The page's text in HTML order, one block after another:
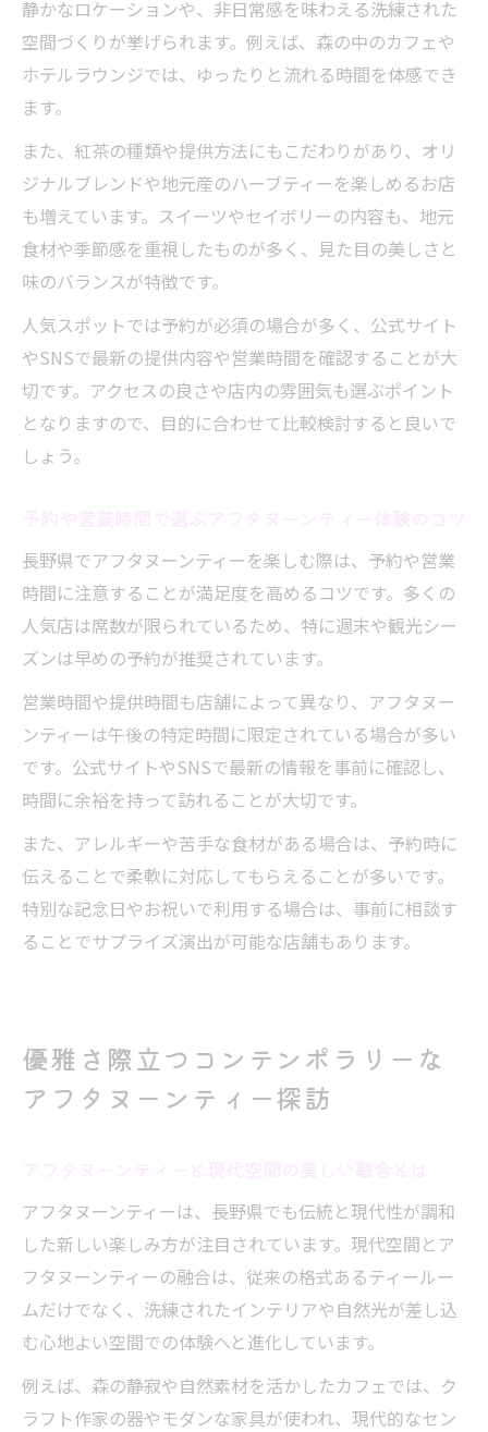
アフタヌーンティーで楽しむ多彩なスイー
ツ体験
長野県で味わう新時代のアフタヌーンティ
コンテンポラリーな演出が魅力の楽しみ方
アフタヌーンティーの魅力を深める最新情
報
静かなロケーションや、非日常感を味わえる洗練された
空間づくりが挙げられます。例えば、森の中のカフェや
ホテルラウンジでは、ゆったりと流れる時間を体感でき
ます。
また、紅茶の種類や提供方法にもこだわりがあり、オリ
ジナルブレンドや地元産のハーブティーを楽しめるお店
も増えています。スイーツやセイボリーの内容も、地元
食材や季節感を重視したものが多く、見た目の美しさと
味のバランスが特徴です。
人気スポットでは予約が必須の場合が多く、公式サイト
やSNSで最新の提供内容や営業時間を確認することが大
切です。アクセスの良さや店内の雰囲気も選ぶポイント
となりますので、目的に合わせて比較検討すると良いで
しょう。
長野県でアフタヌーンティーを楽しむ際は、予約や営業
時間に注意することが満足度を高めるコツです。多くの
人気店は席数が限られているため、特に週末や観光シー
ズンは早めの予約が推奨されています。
営業時間や提供時間も店舗によって異なり、アフタヌー
ンティーは午後の特定時間に限定されている場合が多い
です。公式サイトやSNSで最新の情報を事前に確認し、
時間に余裕を持って訪れることが大切です。
また、アレルギーや苦手な食材がある場合は、予約時に
伝えることで柔軟に対応してもらえることが多いです。
特別な記念日やお祝いで利用する場合は、事前に相談す
ることでサプライズ演出が可能な店舗もあります。
優雅さ際立つコンテンポラリーな
アフタヌーンティー探訪
アフタヌーンティーは、長野県でも伝統と現代性が調和
した新しい楽しみ方が注目されています。現代空間とア
フタヌーンティーの融合は、従来の格式あるティールー
ムだけでなく、洗練されたインテリアや自然光が差し込
む心地よい空間での体験へと進化しています。
例えば、森の静寂や自然素材を活かしたカフェでは、ク
ラフト作家の器やモダンな家具が使われ、現代的なセン